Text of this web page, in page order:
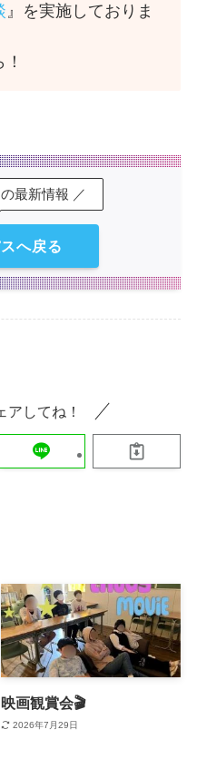
』を実施しておりま
最新情報 ／
へ戻る
アしてね！
映画観賞会🎬
2026年7月29日